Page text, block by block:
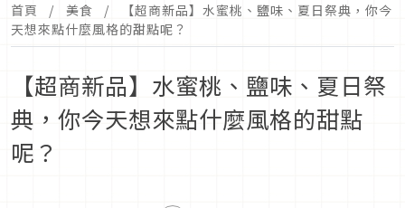
首頁 美食
【超商新品】水蜜桃、鹽味、夏日祭典，你今
天想來點什麼風格的甜點呢？
【超商新品】水蜜桃、鹽味、夏日祭
典，你今天想來點什麼風格的甜點
呢？